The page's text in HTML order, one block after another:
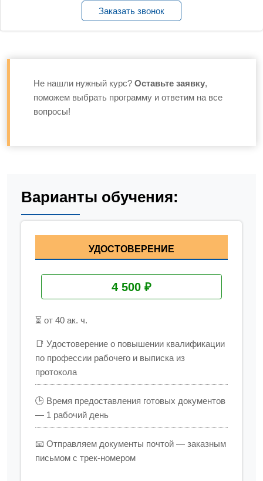
Заказать звонок
Не нашли нужный курс? Оставьте заявку,
поможем выбрать программу и ответим на все
вопросы!
Варианты обучения:
УДОСТОВЕРЕНИЕ
4 500 ₽
⏳ от 40 ак. ч.
📑 Удостоверение о повышении квалификации
по профессии рабочего и выписка из
протокола
🕒 Время предоставления готовых документов
— 1 рабочий день
📧 Отправляем документы почтой — заказным
письмом с трек-номером